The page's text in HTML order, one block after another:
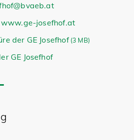
www.ge-josefhof.at
der GE Josefhof(3 MB)
GE Josefhof